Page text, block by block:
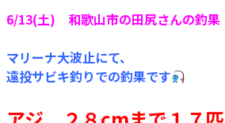
6/13(土) 和歌山市の田尻さんの釣果
マリーナ大波止にて、
遠投サビキ釣りでの釣果です